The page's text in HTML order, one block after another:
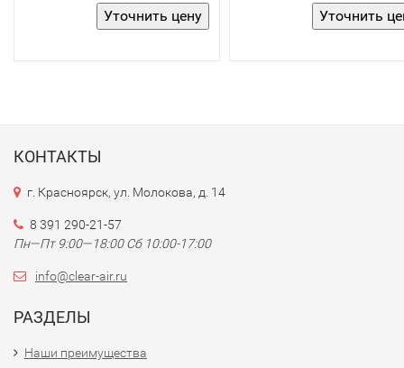
КОНТАКТЫ
г. Красноярск, ул. Молокова, д. 14
8 391 290-21-57
Пн—Пт 9:00—18:00 Сб 10:00-17:00
info@clear-air.ru
РАЗДЕЛЫ
Наши преимущества